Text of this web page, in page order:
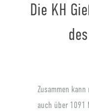
Die KH
Zusammen
auch über 1091